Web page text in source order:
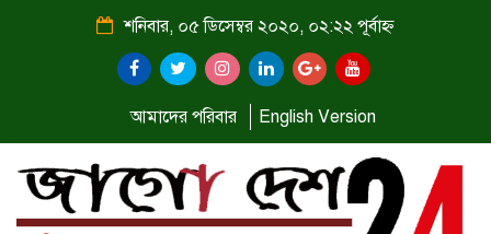
শনিবার, ০৫ ডিসেম্বর ২০২০, ০২:২২ পূর্বাহ্ন
আমাদের পরিবার English Version